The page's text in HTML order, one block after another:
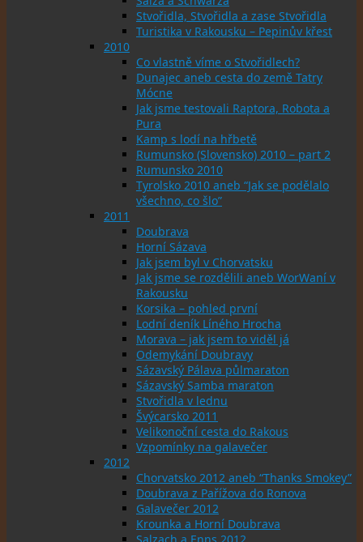
Stvořidla, Stvořidla a zase Stvořidla
Turistika v Rakousku – Pepinův křest
2010
Co vlastně víme o Stvořidlech?
Dunajec aneb cesta do země Tatry
Mócne
Jak jsme testovali Raptora, Robota a
Pura
Kamp s lodí na hřbetě
Rumunsko (Slovensko) 2010 – part 2
Rumunsko 2010
Tyrolsko 2010 aneb “Jak se podělalo
všechno, co šlo”
2011
Doubrava
Horní Sázava
Jak jsem byl v Chorvatsku
Jak jsme se rozdělili aneb WorWaní v
Rakousku
Korsika – pohled první
Lodní deník Líného Hrocha
Morava – jak jsem to viděl já
Odemykání Doubravy
Sázavský Pálava půlmaraton
Sázavský Samba maraton
Stvořidla v lednu
Švýcarsko 2011
Velikonoční cesta do Rakous
Vzpomínky na galavečer
2012
Chorvatsko 2012 aneb “Thanks Smokey”
Doubrava z Pařížova do Ronova
Galavečer 2012
Krounka a Horní Doubrava